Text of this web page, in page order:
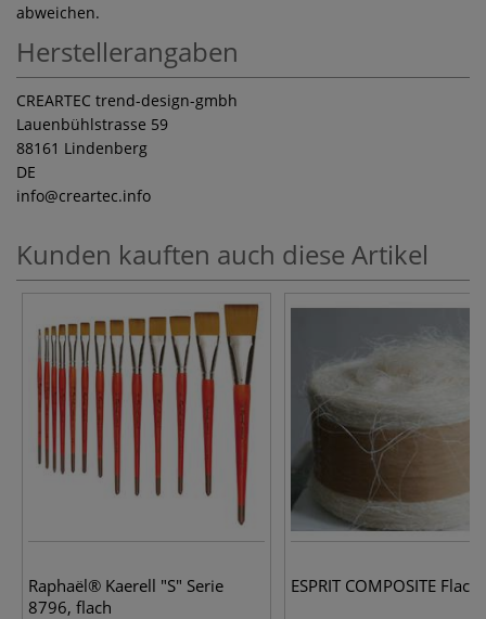
abweichen.
Herstellerangaben
CREARTEC trend-design-gmbh
Lauenbühlstrasse 59
88161 Lindenberg
DE
info@creartec.info
Kunden kauften auch diese Artikel
Raphaël® Kaerell "S" Serie
8796, flach
ESPRIT COMPOSITE